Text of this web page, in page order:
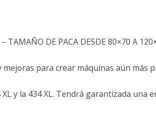
TAMAÑO DE PACA DESDE 80×70 A
para crear máquinas aún más
y la 434 XL. Tendrá garantizada